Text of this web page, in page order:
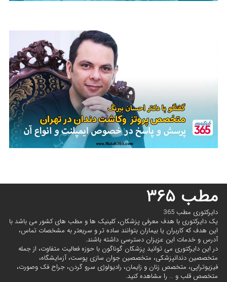
مطب ۳۶۵
دایرکتوری مطب 365
یک دایرکتوری با هدف معرفی پزشکان، کلینیک ها و مطب های کشور می باشد با
این هدف که کاربران یا بیماران بتوانند ساده تر و سریعتر به مشخصات تماس،
آدرس و خدمات این عزیزان دسترسی داشته باشند.
در این دایرکتوری می توانید پزشکان گوناگون با حوزه فعالیت متفاوت، از جمله
متخصصین دندانپزشکی، متخصصین جوان سازی پوست، آزمایشگاه،
فیزیوتراپی، متخصص زنان و زایمان، رادیولوژی سرو گردن، جراح فک وصورت،
متخصص قلب و … را مشاهده کنید.